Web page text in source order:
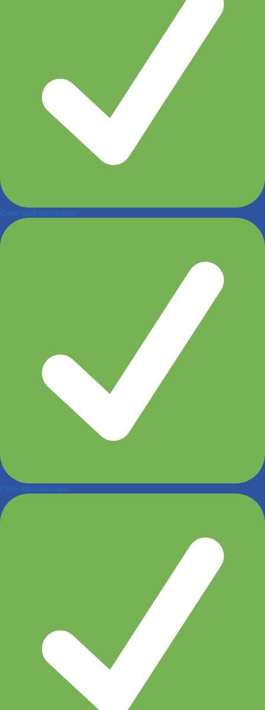
Chính sách vận chuyển
Chính sách bảo hành